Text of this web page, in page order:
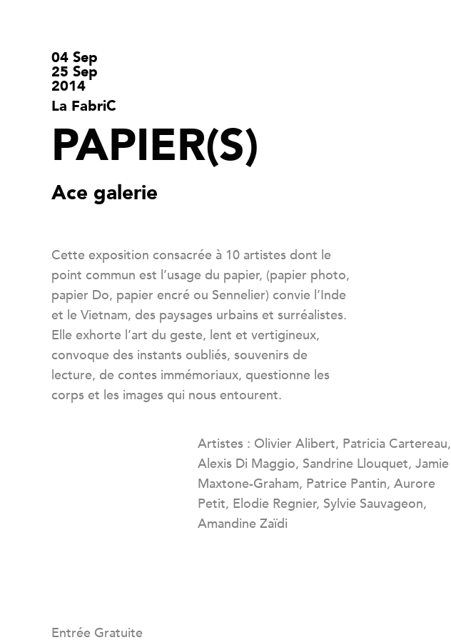
04 Sep
25 Sep
2014
La FabriC
PAPIER(S)
Ace galerie
Cette exposition consacrée à 10 artistes dont le
point commun est l’usage du papier, (papier photo,
papier Do, papier encré ou Sennelier) convie l’Inde
et le Vietnam, des paysages urbains et surréalistes.
Elle exhorte l’art du geste, lent et vertigineux,
convoque des instants oubliés, souvenirs de
lecture, de contes immémoriaux, questionne les
corps et les images qui nous entourent.
Artistes : Olivier Alibert, Patricia Cartereau,
Alexis Di Maggio, Sandrine Llouquet, Jamie
Maxtone-Graham, Patrice Pantin, Aurore
Petit, Elodie Regnier, Sylvie Sauvageon,
Amandine Zaïdi
Entrée Gratuite